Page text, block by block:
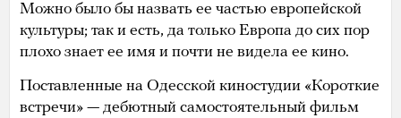
Можно было бы назвать ее частью европейской
культуры; так и есть, да только Европа до сих пор
плохо знает ее имя и почти не видела ее кино.
Поставленные на Одесской киностудии «Короткие
встречи» — дебютный самостоятельный фильм